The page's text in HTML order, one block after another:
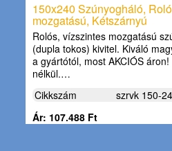
150x240 Szúnyogháló,
mozgatású, Kétszárnyú
Rolós, vízszintes mozgatású
(dupla tokos) kivitel. Kiváló
a gyártótól, most AKCIÓS
nélkül.…
Cikkszám
szrvk 150-
Ár: 107.488 Ft